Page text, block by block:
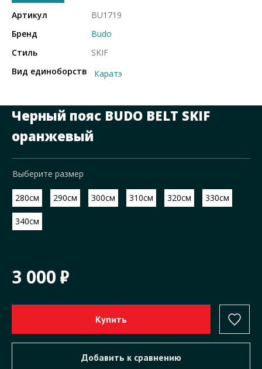
Артикул
BU1719
Бренд
Budo
Стиль
SKIF
Вид единоборств
Каратэ
Черный пояс BUDO BELT SKIF
оранжевый
Выберите размер
280см 290см 300см 310см 320см 330см
340см
3 000